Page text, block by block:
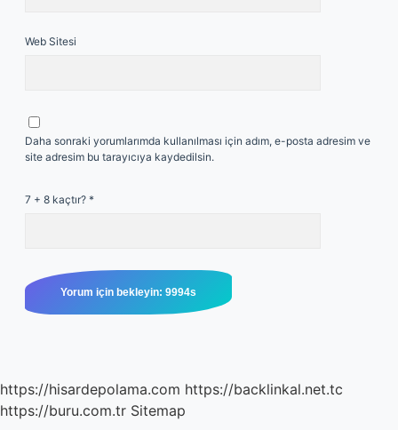
Web Sitesi
Daha sonraki yorumlarımda kullanılması için adım, e-posta adresim ve
site adresim bu tarayıcıya kaydedilsin.
7 + 8 kaçtır? *
https://hisardepolama.com https://backlinkal.net.tc
https://buru.com.tr Sitemap